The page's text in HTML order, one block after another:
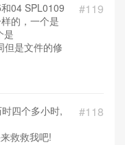
#119
04 SPL0109
的，一个是
是
但是文件的修
#118
四个多小时,
救救我吧!